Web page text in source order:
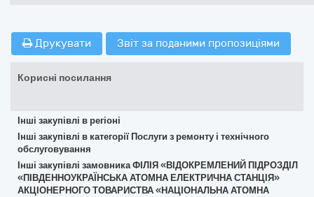
Друкувати Звіт за поданими пропозиціями
Корисні посилання
Інші закупівлі в регіоні
Інші закупівлі в категорії Послуги з ремонту і технічного
обслуговування
Інші закупівлі замовника ФІЛІЯ «ВІДОКРЕМЛЕНИЙ ПІДРОЗДІЛ
«ПІВДЕННОУКРАЇНСЬКА АТОМНА ЕЛЕКТРИЧНА СТАНЦІЯ»
АКЦІОНЕРНОГО ТОВАРИСТВА «НАЦІОНАЛЬНА АТОМНА